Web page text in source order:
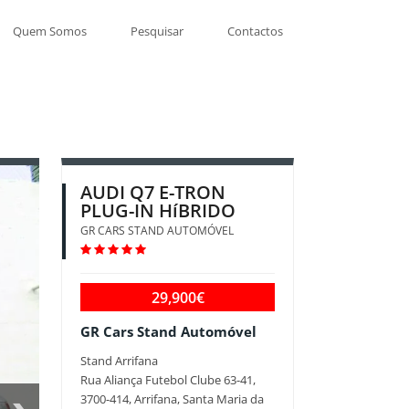
Quem Somos Pesquisar Contactos
AUDI Q7 E-TRON
PLUG-IN HíBRIDO
GR CARS STAND AUTOMÓVEL
29,900€
GR Cars Stand Automóvel
Stand Arrifana
Rua Aliança Futebol Clube 63-41,
3700-414, Arrifana, Santa Maria da